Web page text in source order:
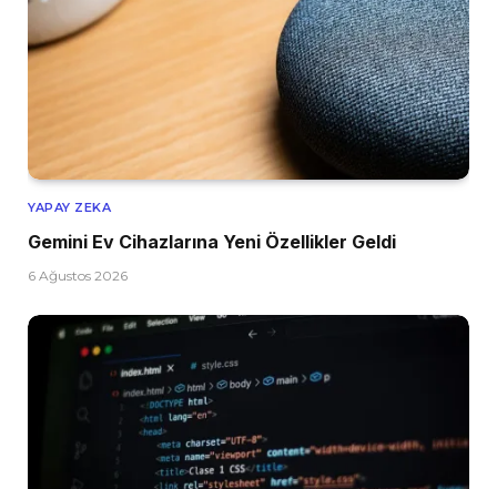
YAPAY ZEKA
Gemini Ev Cihazlarına Yeni Özellikler Geldi
6 Ağustos 2026